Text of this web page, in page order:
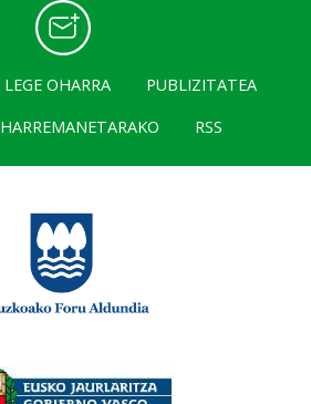
LEGE OHARRA
PUBLIZITATEA
HARREMANETARAKO RSS